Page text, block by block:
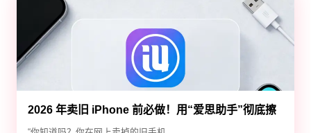
2026 年卖旧 iPhone 前必做！用“爱思助手”彻底擦
除隐私，防止数据泄露